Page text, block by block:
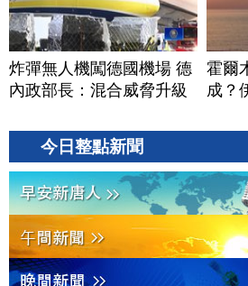
炸彈無人機闖德國機場 德
內政部長：混合威脅升級
霍爾
成？
今日整點新聞